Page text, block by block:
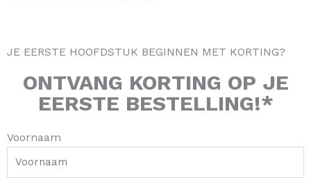
g
r
a
m
o
o
k
-
k
r
e
s
t
JE EERSTE HOOFDSTUK BEGINNEN MET KORTING?
ONTVANG KORTING OP JE
EERSTE BESTELLING!*
Voornaam